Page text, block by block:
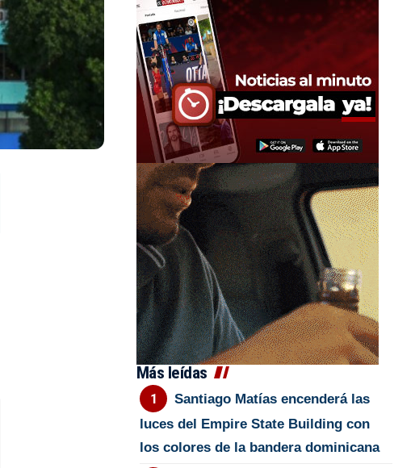
Más leídas
Santiago Matías encenderá las
luces del Empire State Building con
los colores de la bandera dominicana